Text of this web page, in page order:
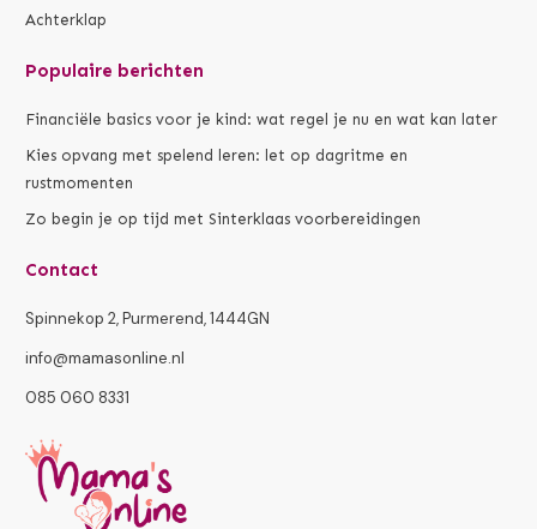
Achterklap
Populaire berichten
Financiële basics voor je kind: wat regel je nu en wat kan later
Kies opvang met spelend leren: let op dagritme en
rustmomenten
Zo begin je op tijd met Sinterklaas voorbereidingen
Contact
Spinnekop 2, Purmerend, 1444GN
info@mamasonline.nl
085 060 8331